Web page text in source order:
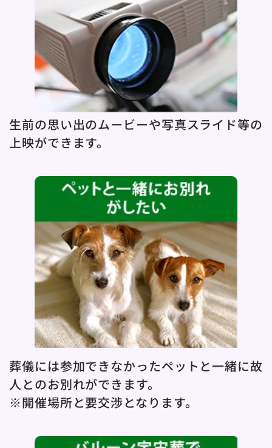
生前の思い出のムービーや写真スライド等の
上映ができます。
葬儀には参加できなかったペットと一緒に故
人とのお別れができます。
※開催場所と要交渉となります。